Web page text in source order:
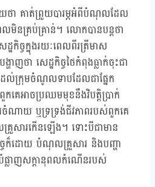
គាត់ព្រួយបារម្ភអំពីបំណុលដែល
នគ្រប់គ្រាន់។ លោកបានបន្តថា
កិច្ចក្នុងរយៈពេលពីរត្រីមាស
ាញថា សេដ្ឋកិច្ចថៃកំពុងធ្លាក់ចុះជា
ក្រុមចំណូលទាបដែលជាផ្នែក
គេអាចប្រឈមមុខនឹងវិបត្តិប្រាក់
ាយ ឬទ្រទ្រង់ជីវភាពរបស់ពួកគេ
រួសារកើនឡើង។ ទោះបីជាមាន
ច្ចក៏ដោយ បំណុលគ្រួសារ និងបញ្ហា
បំផ្លាញសក្តានុពលកំណើនរបស់